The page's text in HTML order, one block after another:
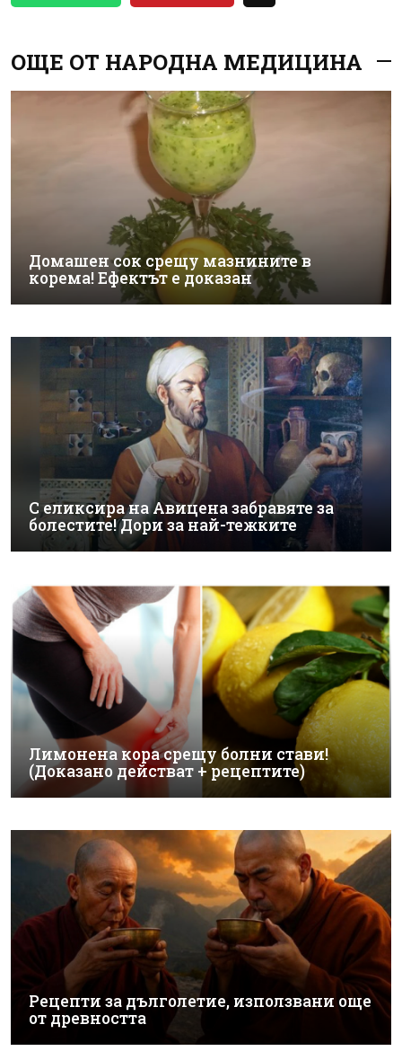
ОЩЕ ОТ НАРОДНА МЕДИЦИНА
Домашен сок срещу мазнините в
корема! Ефектът е доказан
С еликсира на Авицена забравяте за
болестите! Дори за най-тежките
Лимонена кора срещу болни стави!
(Доказано действат + рецептите)
Рецепти за дълголетие, използвани още
от древността